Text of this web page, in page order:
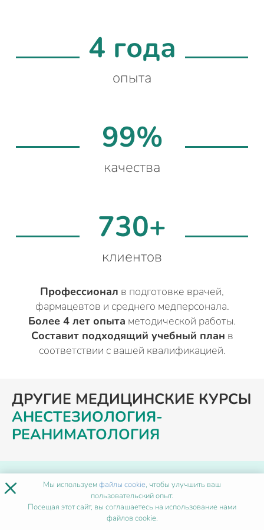
4 года
опыта
99%
качества
730+
клиентов
Профессионал в подготовке врачей,
фармацевтов и среднего медперсонала.
Более 4 лет опыта методической работы.
Составит подходящий учебный план в
соответствии с вашей квалификацией.
ДРУГИЕ МЕДИЦИНСКИЕ КУРСЫ
АНЕСТЕЗИОЛОГИЯ-
РЕАНИМАТОЛОГИЯ
ПОХОЖИЕ ПРОГРАММЫ
Диагностика и лечение
× Мы используемфайлы cookie, чтобы улучшить ваш
пользовательский опыт.
Посещая этот сайт, вы соглашаетесь на использование нами
файлов cookie.